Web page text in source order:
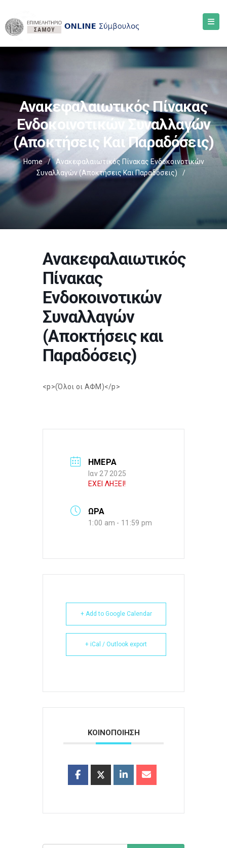
Ανακεφαλαιωτικός Πίνακας
Ενδοκοινοτικών Συναλλαγών
(Αποκτήσεις Και Παραδόσεις)
Home /
Ανακεφαλαιωτικός Πίνακας Ενδοκοινοτικών
Συναλλαγών (Αποκτήσεις Και Παραδόσεις)
/
Ανακεφαλαιωτικός
Πίνακας
Ενδοκοινοτικών
Συναλλαγών
(Αποκτήσεις και
Παραδόσεις)
<p>(Όλοι οι ΑΦΜ)</p>
ΗΜΕΡΑ
Ιαν 27 2025
ΕΧΕΙ ΛΗΞΕΙ!
ΩΡΑ
1:00 am - 11:59 pm
+ Add to Google Calendar
+ iCal / Outlook export
ΚΟΙΝΟΠΟΙΗΣΗ